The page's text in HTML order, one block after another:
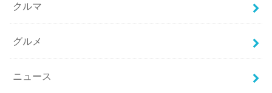
クルマ
グルメ
ニュース